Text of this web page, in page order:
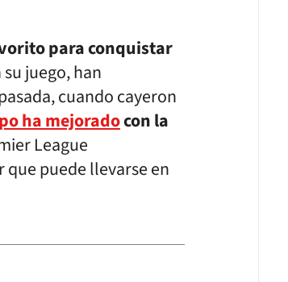
para conquistar
juego, han
cuando cayeron
ha mejoradocon la
League
puede llevarse en